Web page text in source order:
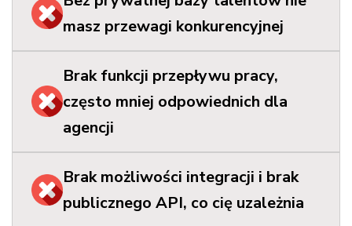
masz przewagi konkurencyjnej
Brak funkcji przepływu pracy,
często mniej odpowiednich dla
agencji
Brak możliwości integracji i brak
publicznego API, co cię uzależnia